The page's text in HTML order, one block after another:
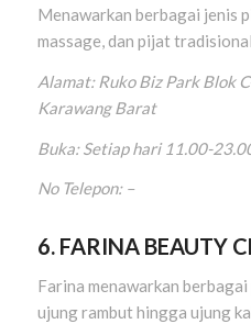
Menawarkan berbagai jenis
massage, dan pijat
Alamat: Ruko Biz Park Blok
Karawang Barat
Buka: Setiap hari 11.00-
No Telepon: –
6. FARINA BEAUTY
Farina menawarkan
ujung rambut hingga ujung